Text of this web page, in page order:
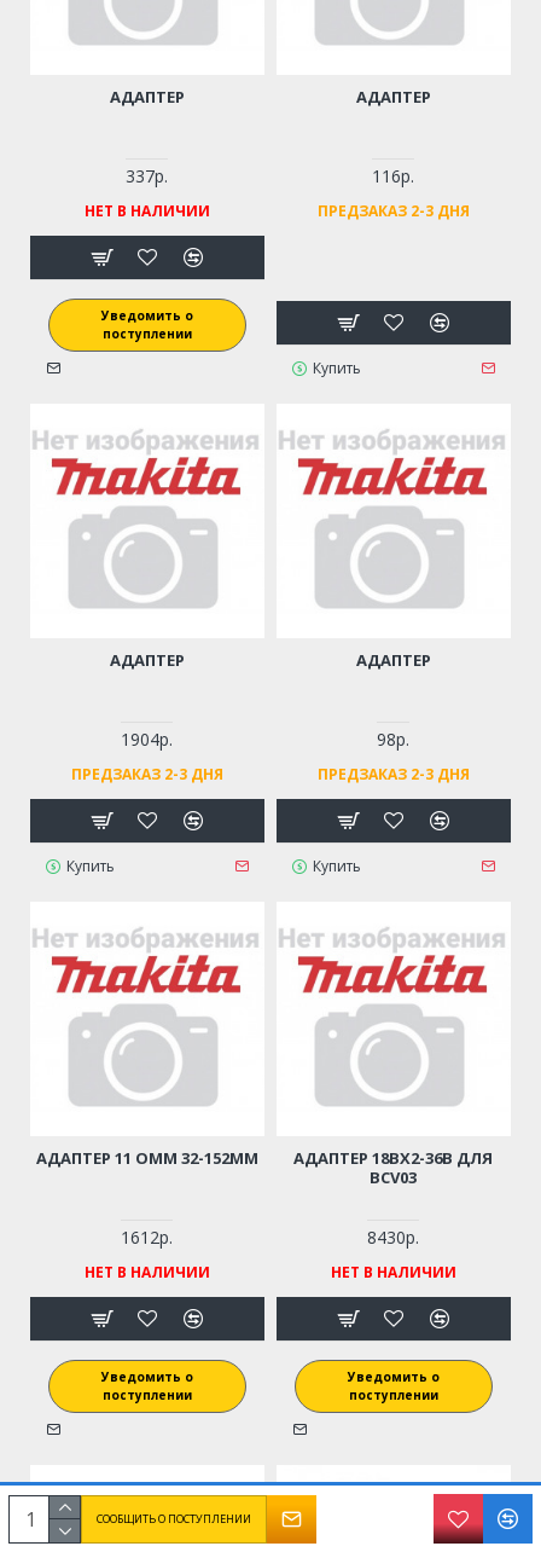
СООБЩИТЬ О ПОСТУПЛЕНИИ
АДАПТЕР
337р.
НЕТ В НАЛИЧИИ
Уведомить о
поступлении
АДАПТЕР
116р.
ПРЕДЗАКАЗ 2-3 ДНЯ
Купить
АДАПТЕР
1904р.
ПРЕДЗАКАЗ 2-3 ДНЯ
Купить
АДАПТЕР
98р.
ПРЕДЗАКАЗ 2-3 ДНЯ
Купить
АДАПТЕР 11 OMM 32-152ММ
1612р.
НЕТ В НАЛИЧИИ
Уведомить о
поступлении
АДАПТЕР 18BX2-36B ДЛЯ
BCV03
8430р.
НЕТ В НАЛИЧИИ
Уведомить о
поступлении